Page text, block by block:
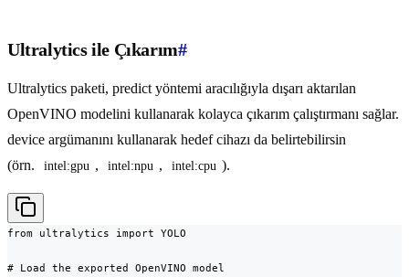
Ultralytics ile Çıkarım#
Ultralytics paketi, predict yöntemi aracılığıyla dışarı aktarılan
OpenVINO modelini kullanarak kolayca çıkarım çalıştırmanı sağlar.
device argümanını kullanarak hedef cihazı da belirtebilirsin
(örn.
intel:gpu , intel:npu , intel:cpu ).
from ultralytics import YOLO
# Load the exported OpenVINO model